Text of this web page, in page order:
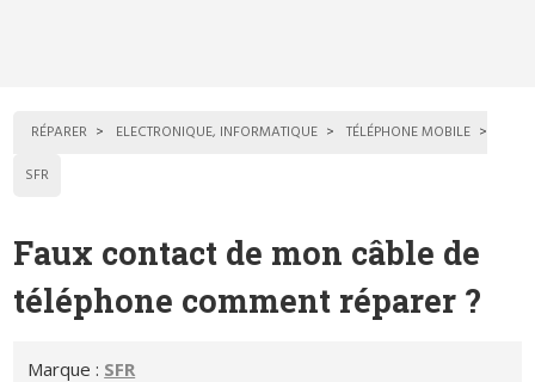
RÉPARER ELECTRONIQUE, INFORMATIQUE
TÉLÉPHONE MOBILE
SFR
Faux contact de mon câble de
téléphone comment réparer ?
Marque : SFR